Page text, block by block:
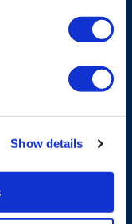
Show details